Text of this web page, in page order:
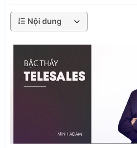
Nội dung